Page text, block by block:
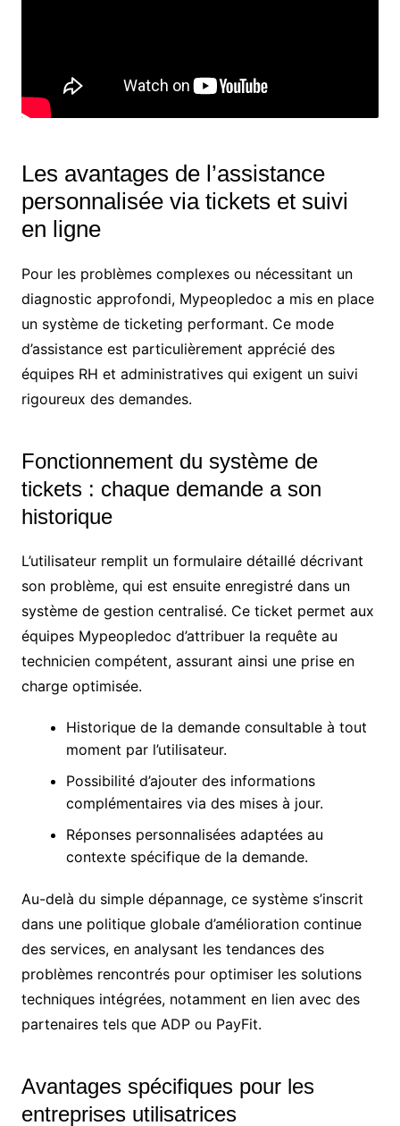
Les avantages de l’assistance
personnalisée via tickets et suivi
en ligne
Pour les problèmes complexes ou nécessitant un
diagnostic approfondi, Mypeopledoc a mis en place
un système de ticketing performant. Ce mode
d’assistance est particulièrement apprécié des
équipes RH et administratives qui exigent un suivi
rigoureux des demandes.
Fonctionnement du système de
tickets : chaque demande a son
historique
L’utilisateur remplit un formulaire détaillé décrivant
son problème, qui est ensuite enregistré dans un
système de gestion centralisé. Ce ticket permet aux
équipes Mypeopledoc d’attribuer la requête au
technicien compétent, assurant ainsi une prise en
charge optimisée.
Historique de la demande consultable à tout
moment par l’utilisateur.
Possibilité d’ajouter des informations
complémentaires via des mises à jour.
Réponses personnalisées adaptées au
contexte spécifique de la demande.
Au-delà du simple dépannage, ce système s’inscrit
dans une politique globale d’amélioration continue
des services, en analysant les tendances des
problèmes rencontrés pour optimiser les solutions
techniques intégrées, notamment en lien avec des
partenaires tels que ADP ou PayFit.
Avantages spécifiques pour les
entreprises utilisatrices